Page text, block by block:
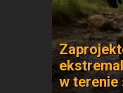
w terenie